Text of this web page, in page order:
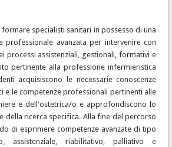
specialisti sanitari in possesso di una
professionale avanzata per intervenire con
processi assistenziali, gestionali, formativi e
pertinente alla professione infermieristica
acquisiscono le necessarie conoscenze
e le competenze professionali pertinenti alle
e dell'ostetrica/o e approfondiscono lo
della ricerca specifica. Alla fine del percorso
di esprimere competenze avanzate di tipo
assistenziale, riabilitativo, palliativo e